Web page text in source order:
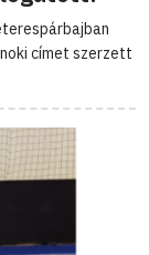
címet szerzett